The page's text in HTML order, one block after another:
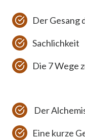
Der Gesang
Sachlichkeit
Die 7 Wege
Der
Eine kurze